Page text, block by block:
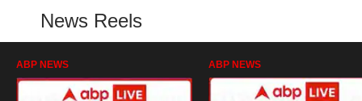
News Reels
ABP NEWS ABP NEWS